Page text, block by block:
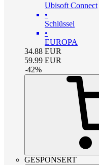
Ubisoft Connect
•
Schlüssel
•
EUROPA
34.88 EUR
59.99 EUR
-42%
GESPONSERT